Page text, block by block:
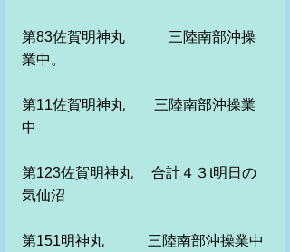
第83佐賀明神丸　　　三陸南部沖操
業中。
第11佐賀明神丸　　三陸南部沖操業
中
第123佐賀明神丸　 合計４３t明日の
気仙沼
第151明神丸　　　三陸南部沖操業中